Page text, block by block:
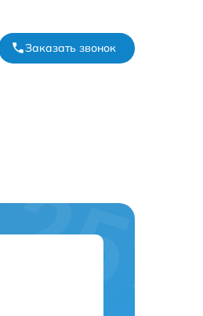
Заказать звонок